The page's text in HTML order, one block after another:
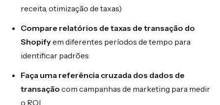
receita, otimização de taxas)
Compare relatórios de taxas de transação do
Shopifyem diferentes períodos de tempo para
identificar padrões
Faça uma referência cruzada dos dados de
transação com campanhas de marketing para medir
o ROI